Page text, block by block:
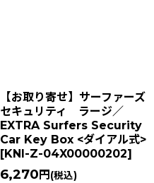
【お取り寄せ】サーファーズ
セキュリティ ラージ／
EXTRA Surfers Security
Car Key Box <ダイアル式>
[KNI-Z-04X00000202]
6,270 円 (税込)